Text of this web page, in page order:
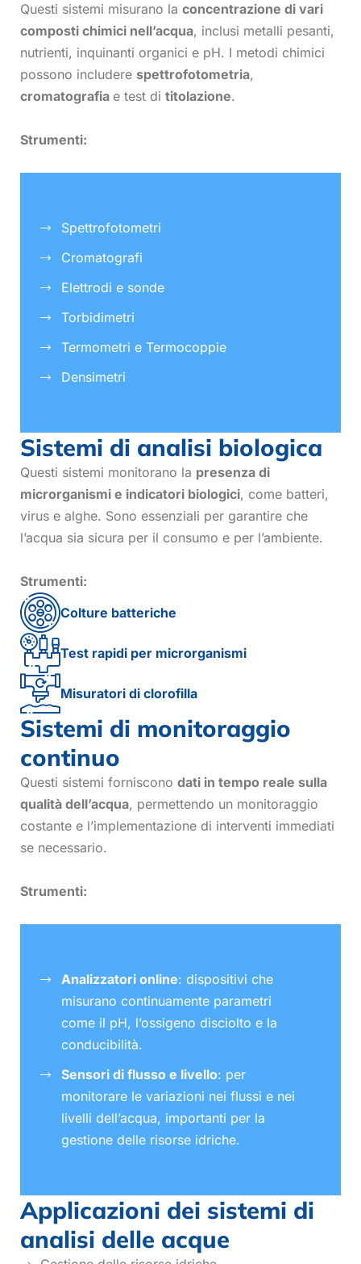
Questi sistemi misurano la concentrazione di vari
composti chimici nell’acqua, inclusi metalli pesanti,
nutrienti, inquinanti organici e pH. I metodi chimici
possono includere spettrofotometria,
cromatografia e test di titolazione.
Strumenti:
Spettrofotometri
Cromatografi
Elettrodi e sonde
Torbidimetri
Termometri e Termocoppie
Densimetri
Sistemi di analisi biologica
Questi sistemi monitorano la presenza di
microrganismi e indicatori biologici, come batteri,
virus e alghe. Sono essenziali per garantire che
l’acqua sia sicura per il consumo e per l’ambiente.
Strumenti:
Colture batteriche
Test rapidi per microrganismi
Misuratori di clorofilla
Sistemi di monitoraggio
continuo
Questi sistemi forniscono dati in tempo reale sulla
qualità dell’acqua, permettendo un monitoraggio
costante e l’implementazione di interventi immediati
se necessario.
Strumenti:
Analizzatori online: dispositivi che
misurano continuamente parametri
come il pH, l’ossigeno disciolto e la
conducibilità.
Sensori di flusso e livello: per
monitorare le variazioni nei flussi e nei
livelli dell’acqua, importanti per la
gestione delle risorse idriche.
Applicazioni dei sistemi di
analisi delle acque